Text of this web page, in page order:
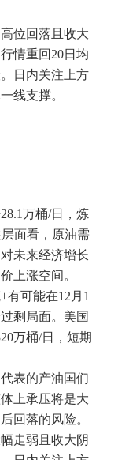
位回落且收大
情重回20日均
日内关注上方
线支撑。
万桶/日，炼
面看，原油需
未来经济增长
上涨空间。
有可能在12月1
剩局面。美国
万桶/日，短期
表的产油国们
上承压将是大
回落的风险。
走弱且收大阴